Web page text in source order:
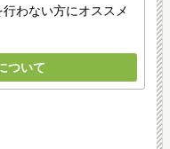
わない方にオススメ
ついて